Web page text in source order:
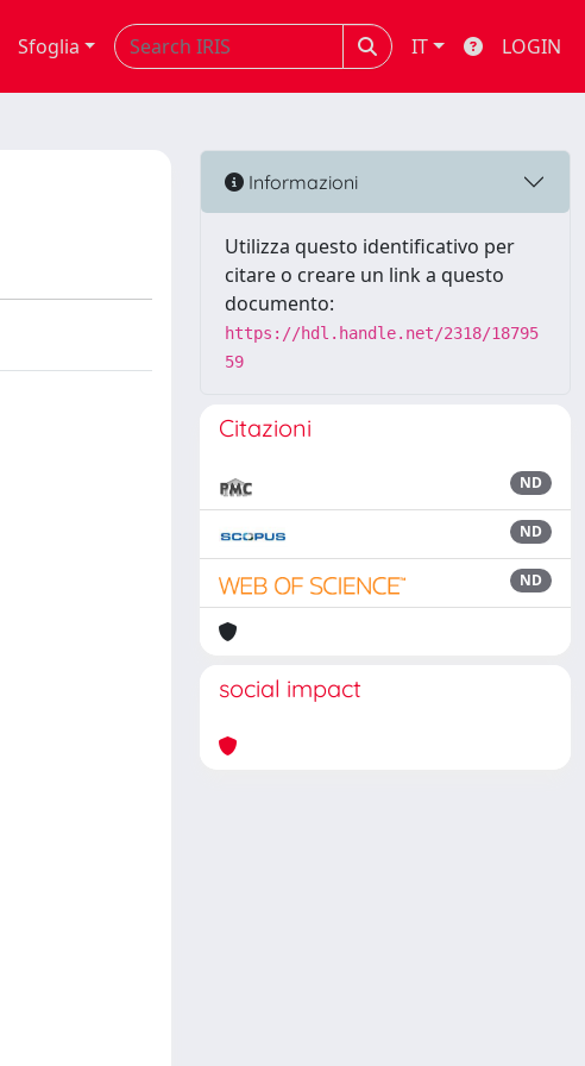
Sfoglia IT LOGIN
Informazioni
Utilizza questo identificativo per
citare o creare un link a questo
documento:
https://hdl.handle.net/2318/18795
59
Citazioni
ND
ND
ND
social impact